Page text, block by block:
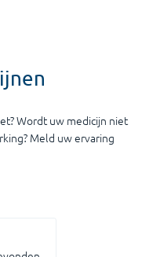
Wordt uw medicijn niet
Meld uw ervaring